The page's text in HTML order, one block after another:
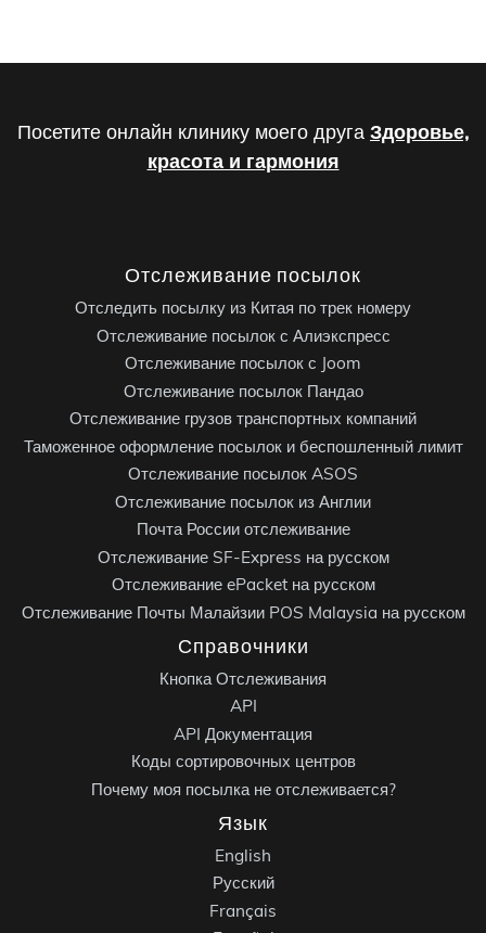
Посетите онлайн клинику моего друга Здоровье,
красота и гармония
Отслеживание посылок
Отследить посылку из Китая по трек номеру
Отслеживание посылок с Алиэкспресс
Отслеживание посылок с Joom
Отслеживание посылок Пандао
Отслеживание грузов транспортных компаний
Таможенное оформление посылок и беспошленный лимит
Отслеживание посылок ASOS
Отслеживание посылок из Англии
Почта России отслеживание
Отслеживание SF-Express на русском
Отслеживание ePacket на русском
Отслеживание Почты Малайзии POS Malaysia на русском
Справочники
Кнопка Отслеживания
API
API Документация
Коды сортировочных центров
Почему моя посылка не отслеживается?
Язык
English
Русский
Français